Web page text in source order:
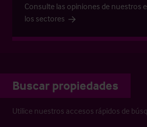
Consulte las opiniones de nuestros
los sectores
Buscar propiedades
Utilice nuestros accesos rápidos de